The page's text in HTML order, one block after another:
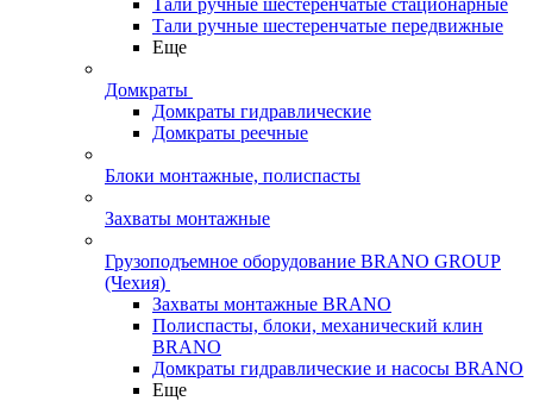
Тали ручные шестеренчатые стационарные
Тали ручные шестеренчатые передвижные
Еще
Домкраты
Домкраты гидравлические
Домкраты реечные
Блоки монтажные, полиспасты
Захваты монтажные
Грузоподъемное оборудование BRANO GROUP
(Чехия)
Захваты монтажные BRANO
Полиспасты, блоки, механический клин
BRANO
Домкраты гидравлические и насосы BRANO
Еще